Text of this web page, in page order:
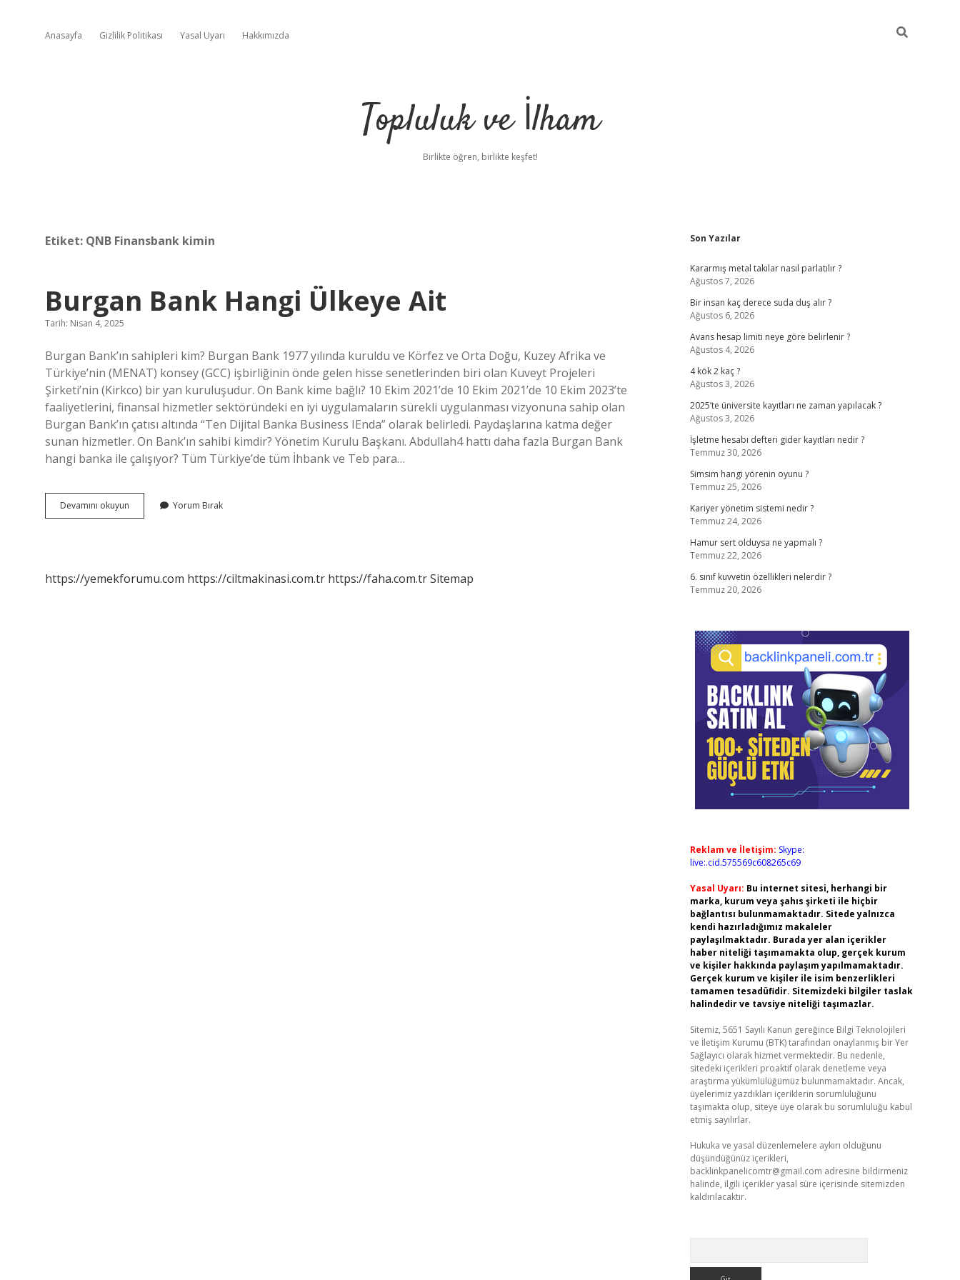
Anasayfa Gizlilik Politikası Yasal Uyarı Hakkımızda
Topluluk ve İlham
Birlikte öğren, birlikte keşfet!
Etiket: QNB Finansbank kimin
Burgan Bank Hangi Ülkeye Ait
Tarih: Nisan 4, 2025
Burgan Bank’ın sahipleri kim? Burgan Bank 1977 yılında kuruldu ve Körfez ve Orta Doğu, Kuzey Afrika ve
Türkiye’nin (MENAT) konsey (GCC) işbirliğinin önde gelen hisse senetlerinden biri olan Kuveyt Projeleri
Şirketi’nin (Kirkco) bir yan kuruluşudur. On Bank kime bağlı? 10 Ekim 2021’de 10 Ekim 2021’de 10 Ekim 2023’te
faaliyetlerini, finansal hizmetler sektöründeki en iyi uygulamaların sürekli uygulanması vizyonuna sahip olan
Burgan Bank’ın çatısı altında “Ten Dijital Banka Business IEnda” olarak belirledi. Paydaşlarına katma değer
sunan hizmetler. On Bank’ın sahibi kimdir? Yönetim Kurulu Başkanı. Abdullah4 hattı daha fazla Burgan Bank
hangi banka ile çalışıyor? Tüm Türkiye’de tüm İhbank ve Teb para…
Devamını okuyun
Bank
Yorum Bırak
https://yemekforumu.com https://ciltmakinasi.com.tr https://faha.com.trSitemap
Sidebar
Son Yazılar
Kararmış metal takılar nasıl parlatılır ?
Ağustos 7, 2026
Bir insan kaç derece suda duş alır ?
Ağustos 6, 2026
Avans hesap limiti neye göre belirlenir ?
Ağustos 4, 2026
4 kök 2 kaç ?
Ağustos 3, 2026
2025’te üniversite kayıtları ne zaman yapılacak ?
Ağustos 3, 2026
İşletme hesabı defteri gider kayıtları nedir ?
Temmuz 30, 2026
Simsim hangi yörenin oyunu ?
Temmuz 25, 2026
Kariyer yönetim sistemi nedir ?
Temmuz 24, 2026
Hamur sert olduysa ne yapmalı ?
Temmuz 22, 2026
6. sınıf kuvvetin özellikleri nelerdir ?
Temmuz 20, 2026
Reklam ve İletişim: Skype:
live:.cid.575569c608265c69
Yasal Uyarı: Bu internet sitesi, herhangi bir
marka, kurum veya şahıs şirketi ile hiçbir
bağlantısı bulunmamaktadır. Sitede yalnızca
kendi hazırladığımız makaleler
paylaşılmaktadır. Burada yer alan içerikler
haber niteliği taşımamakta olup, gerçek kurum
ve kişiler hakkında paylaşım yapılmamaktadır.
Gerçek kurum ve kişiler ile isim benzerlikleri
tamamen tesadüfidir. Sitemizdeki bilgiler taslak
halindedir ve tavsiye niteliği taşımazlar.
Sitemiz, 5651 Sayılı Kanun gereğince Bilgi Teknolojileri
ve İletişim Kurumu (BTK) tarafından onaylanmış bir Yer
Sağlayıcı olarak hizmet vermektedir. Bu nedenle,
sitedeki içerikleri proaktif olarak denetleme veya
araştırma yükümlülüğümüz bulunmamaktadır. Ancak,
üyelerimiz yazdıkları içeriklerin sorumluluğunu
taşımakta olup, siteye üye olarak bu sorumluluğu kabul
etmiş sayılırlar.
Hukuka ve yasal düzenlemelere aykırı olduğunu
düşündüğünüz içerikleri,
backlinkpanelicomtr@gmail.com adresine bildirmeniz
halinde, ilgili içerikler yasal süre içerisinde sitemizden
kaldırılacaktır.